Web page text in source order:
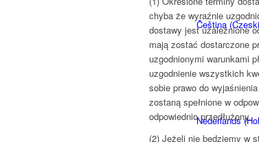
Čeština (Czeski
Nederlands(
chyba że wyraźnie
dostawy jest uzależnione
mają zostać dostarczone
uzgodnionymi warunkami
uzgodnienie wszystkich
sobie prawo do
zostaną spełnione w
odpowiednio przedłużony.
(2) Jeżeli nie będziemy w